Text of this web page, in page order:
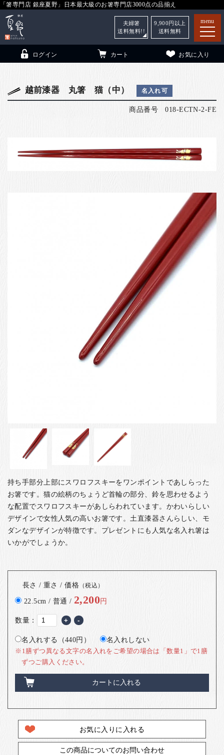
「箸専門店 銀座夏野」日本最大級のお箸専門店3000点の品揃え
menu
銀座夏野・箸長について
ログイン カート お気に入り
夫婦箸
送料無料!!
9,900 円以上
送料無料
越前漆器 丸箸 猫（中） 名入れ可
商品番号 018-ECTN-2-FE
持ち手部分上部にスワロフスキーをワンポイントであしらった
お箸です。猫の絵柄のちょうど首輪の部分、鈴を思わせるよう
な配置でスワロフスキーがあしらわれています。かわいらしい
デザインで女性人気の高いお箸です。土直漆器さんらしい、モ
ダンなデザインが特徴です。 プレゼントにも人気な名入れ箸は
いかがでしょうか。
長さ / 重さ / 価格 （税込）
22.5cm / 普通 / 2,200円
数量： + -
名入れする（440円） 名入れしない
※1膳ずつ異なる文字の名入れをご希望の場合は「数量1」で1膳
ずつご購入ください。
カートに入れる
お気に入りに入れる
この商品についてのお問い合わせ